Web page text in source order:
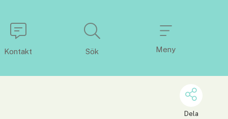
Kontakt Sök Meny
Dela